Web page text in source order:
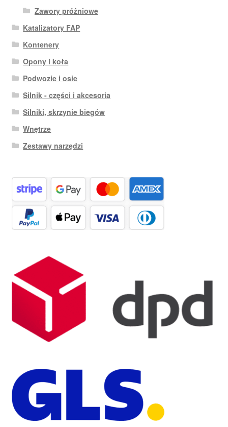
Zawory próżniowe
Katalizatory FAP
Kontenery
Opony i koła
Podwozie i osie
Silnik - części i akcesoria
Silniki, skrzynie biegów
Wnętrze
Zestawy narzędzi